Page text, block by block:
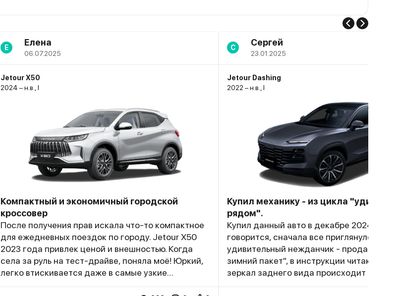
Е Елена
06.07.2025
Jetour X50
2024 – н.в., I
Компактный и экономичный городской
кроссовер
После получения прав искала что-то компактное
для ежедневных поездок по городу. Jetour X50
2023 года привлек ценой и внешностью. Когда
села за руль на тест-драйве, поняла моё! Юркий,
легко втискивается даже в самые узкие
С Сергей
23.01.2025
Jetour Dashing
2022 – н.в., I
Купил механику - из цикла
рядом".
Купил данный авто в декабре 2024 года.
говорится, сначала все приглянулось.
удивительный нежданчик - продавец -
зимний пакет", в инструкции читаю "
зеркал заднего вида происходит при